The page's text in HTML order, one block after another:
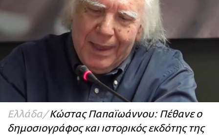
NEWSLETTER
ΜΙΚΡΟΠΡΑΓΜΑΤΑ
THE GOOD LIFO
LIFOLAND
ΑΜΠΑ
PRINT
Ελλάδα Κώστας Παπαϊωάννου: Πέθανε ο
δημοσιογράφος και ιστορικός εκδότης της